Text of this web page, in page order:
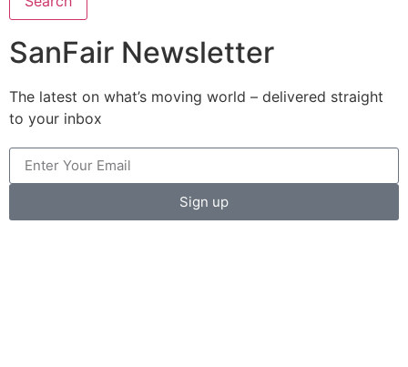
SanFair Newsletter
The latest on what’s moving world – delivered straight
to your inbox
Sign up